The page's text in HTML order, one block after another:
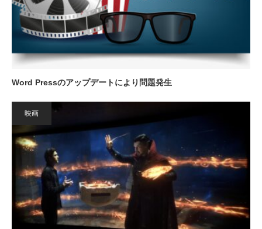
Word Pressのアップデートにより問題発生
映画